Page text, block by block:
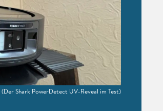
(Der Shark PowerDetect UV-Reveal im Test)